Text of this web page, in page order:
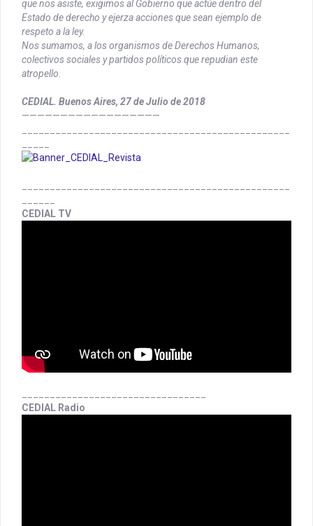
que nos asiste, exigimos al Gobierno que actúe dentro del
Estado de derecho y ejerza acciones que sean ejemplo de
respeto a la ley.
Nos sumamos, a los organismos de Derechos Humanos,
colectivos sociales y partidos políticos que repudian este
atropello.
CEDIAL. Buenos Aires, 27 de Julio de 2018
——————————————————
CEDIAL TV
CEDIAL Radio